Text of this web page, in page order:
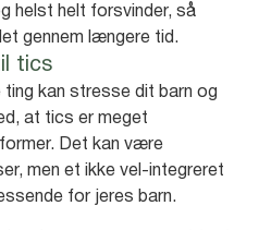
helst helt forsvinder, så
gennem længere tid.
tics
kan stresse dit barn og
at tics er meget
Det kan være
men et ikke vel-integreret
for jeres barn.